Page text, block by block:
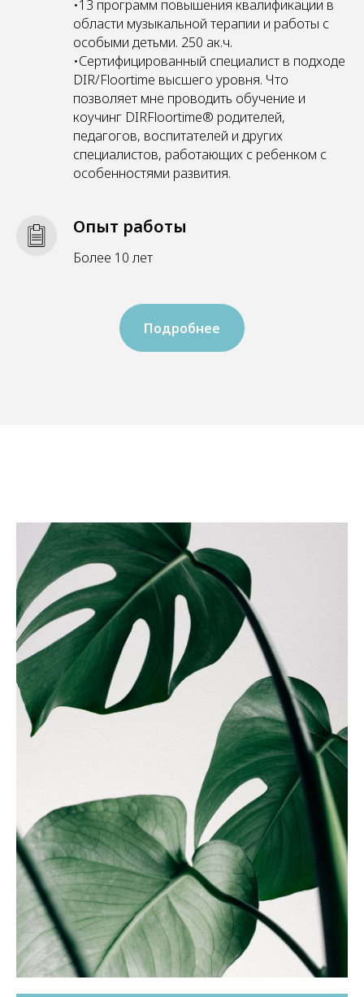
•13 программ повышения квалификации в
области музыкальной терапии и работы с
особыми детьми. 250 ак.ч.
•Сертифицированный специалист в подходе
DIR/Floortime высшего уровня. Что
позволяет мне проводить обучение и
коучинг DIRFloortime® родителей,
педагогов, воспитателей и других
специалистов, работающих с ребенком с
особенностями развития.
Опыт работы
Более 10 лет
Подробнее